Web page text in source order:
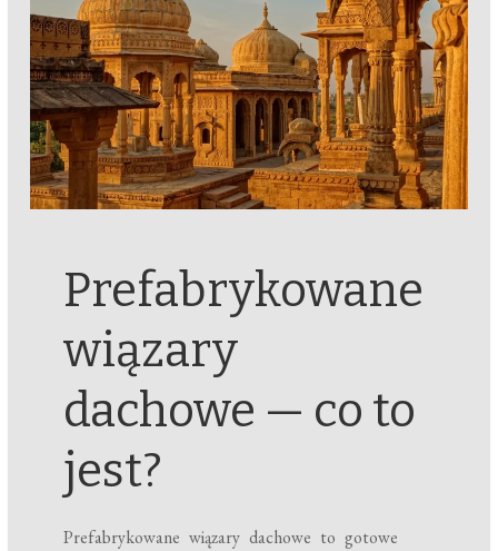
Prefabrykowane
wiązary
dachowe — co to
jest?
Prefabrykowane wiązary dachowe to gotowe